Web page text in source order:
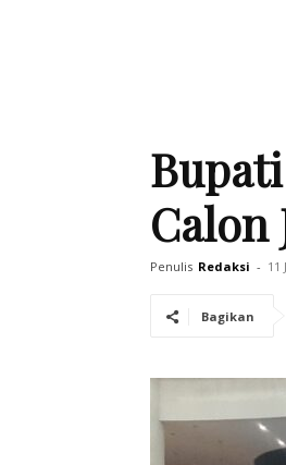
Calon
Penulis Redaksi - 11
Bagikan